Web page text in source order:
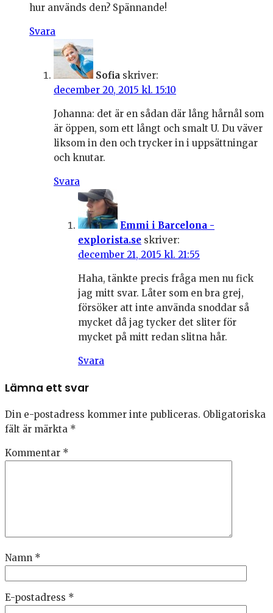
hur används den? Spännande!
Svara
Sofia skriver:
december 20, 2015 kl. 15:10
Johanna: det är en sådan där lång hårnål som
är öppen, som ett långt och smalt U. Du väver
liksom in den och trycker in i uppsättningar
och knutar.
Svara
Emmi i Barcelona -
explorista.se skriver:
december 21, 2015 kl. 21:55
Haha, tänkte precis fråga men nu fick
jag mitt svar. Låter som en bra grej,
försöker att inte använda snoddar så
mycket då jag tycker det sliter för
mycket på mitt redan slitna hår.
Svara
Lämna ett svar
Din e-postadress kommer inte publiceras. Obligatoriska
fält är märkta *
Kommentar *
Namn *
E-postadress *